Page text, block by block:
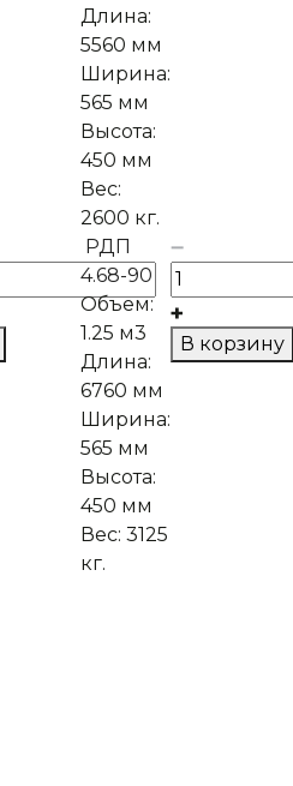
Длина:
5560 мм
Ширина:
565 мм
Высота:
450 мм
Вес:
2600 кг.
РДП
4.68-90
Объем:
1.25 м3
Длина:
6760 мм
Ширина:
565 мм
Высота:
450 мм
Вес: 3125
кг.
В корзину